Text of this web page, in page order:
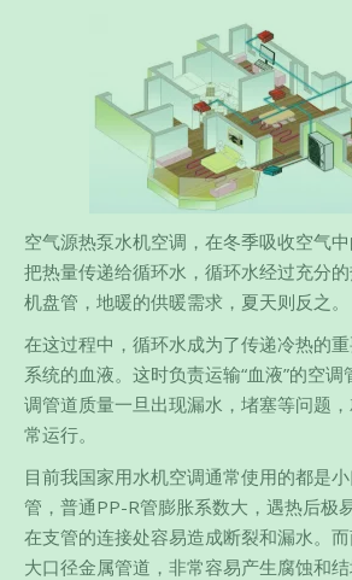
空气源热泵水机空调，在冬季吸收空气
把热量传递给循环水，循环水经过充分
机盘管，地暖的供暖需求，夏天则反之。
在这过程中，循环水成为了传递冷热的
系统的血液。这时负责运输“血液”的空
调管道质量一旦出现漏水，堵塞等问题
常运行。
目前我国家用水机空调通常使用的都是
管，普通PP-R管膨胀系数大，遇热后极
在支管的连接处容易造成断裂和漏水。
大口径金属管道，非常容易产生腐蚀和